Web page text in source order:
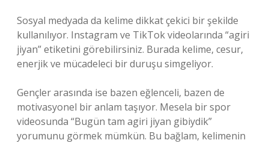
Sosyal medyada da kelime dikkat çekici bir şekilde
kullanılıyor. Instagram ve TikTok videolarında “agiri
jiyan” etiketini görebilirsiniz. Burada kelime, cesur,
enerjik ve mücadeleci bir duruşu simgeliyor.
Gençler arasında ise bazen eğlenceli, bazen de
motivasyonel bir anlam taşıyor. Mesela bir spor
videosunda “Bugün tam agiri jiyan gibiydik”
yorumunu görmek mümkün. Bu bağlam, kelimenin